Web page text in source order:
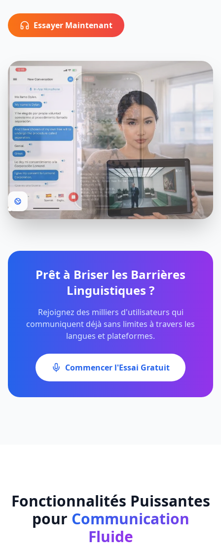
Essayer Maintenant
Prêt à Briser les Barrières
Linguistiques ?
Rejoignez des milliers d'utilisateurs qui
communiquent déjà sans limites à travers les
langues et plateformes.
Commencer l'Essai Gratuit
Fonctionnalités Puissantes
pour Communication
Fluide